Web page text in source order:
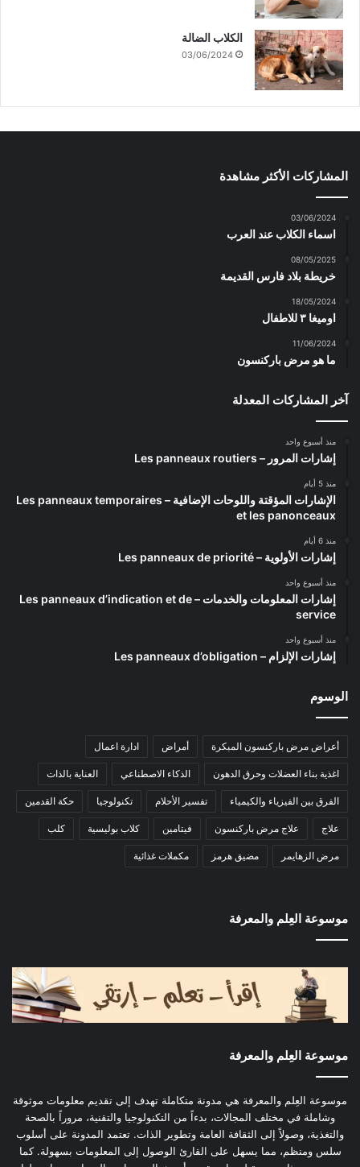
الكلاب الضالة
03/06/2024
المشاركات الأكثر مشاهدة
03/06/2024
اسماء الكلاب عند العرب
08/05/2025
خريطة بلاد فارس القديمة
18/05/2024
اوميغا ٣ للاطفال
11/06/2024
ما هو مرض باركنسون
آخر المشاركات المعدلة
منذ أسبوع واحد
إشارات المرور – Les panneaux routiers
منذ 5 أيام
الإشارات المؤقتة واللوحات الإضافية – Les panneaux temporaires
et les panonceaux
منذ 6 أيام
إشارات الأولوية – Les panneaux de priorité
منذ أسبوع واحد
إشارات المعلومات والخدمات – Les panneaux d’indication et de
service
منذ أسبوع واحد
إشارات الإلزام – Les panneaux d’obligation
الوسوم
أعراض مرض باركنسون المبكرة أمراض ادارة اعمال
اغذية بناء العضلات وحرق الدهون الذكاء الاصطناعي العناية بالذات
الفرق بين الفيزياء والكيمياء تفسير الأحلام تكنولوجيا حكة القدمين
علاج علاج مرض باركنسون فيتامين كلاب بوليسية كلب
مرض الزهايمر مضيق هرمز مكملات غذائية
موسوعة العِلم والمعرفة
موسوعة العِلم والمعرفة
موسوعة العِلم والمعرفة هي مدونة متكاملة تهدف إلى تقديم معلومات موثوقة
وشاملة في مختلف المجالات، بدءاً من التكنولوجيا والتقنية، مروراً بالصحة
والتغذية، وصولاً إلى الثقافة العامة وتطوير الذات. تعتمد المدونة على أسلوب
سلس ومنظم، مما يسهل على القارئ الوصول إلى المعلومات بسهولة. كما